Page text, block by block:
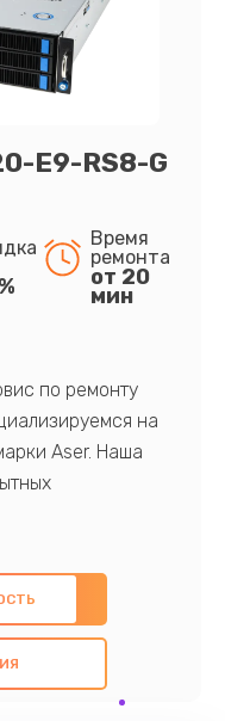
E9-RS8-G
Время
ремонта
от 20
мин
по ремонту
на
Aser. Наша
знаниями и
ремонт с
компонентов, а
всех
- предоставить